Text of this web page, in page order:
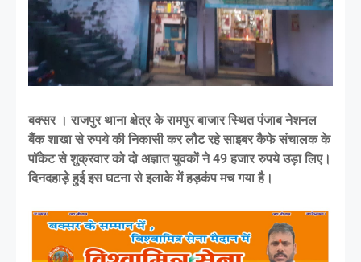
बक्सर । राजपुर थाना क्षेत्र के रामपुर बाजार स्थित पंजाब नेशनल
बैंक शाखा से रुपये की निकासी कर लौट रहे साइबर कैफे संचालक के
पॉकेट से शुक्रवार को दो अज्ञात युवकों ने 49 हजार रुपये उड़ा लिए।
दिनदहाड़े हुई इस घटना से इलाके में हड़कंप मच गया है।